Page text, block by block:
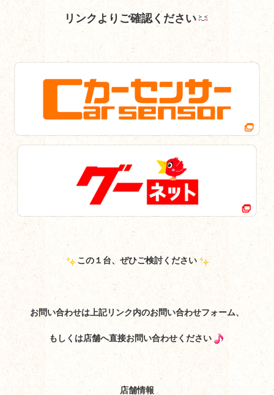
リンクよりご確認ください
この１台、ぜひご検討ください
お問い合わせは上記リンク内のお問い合わせフォーム、
もしくは店舗へ直接お問い合わせください
店舗情報